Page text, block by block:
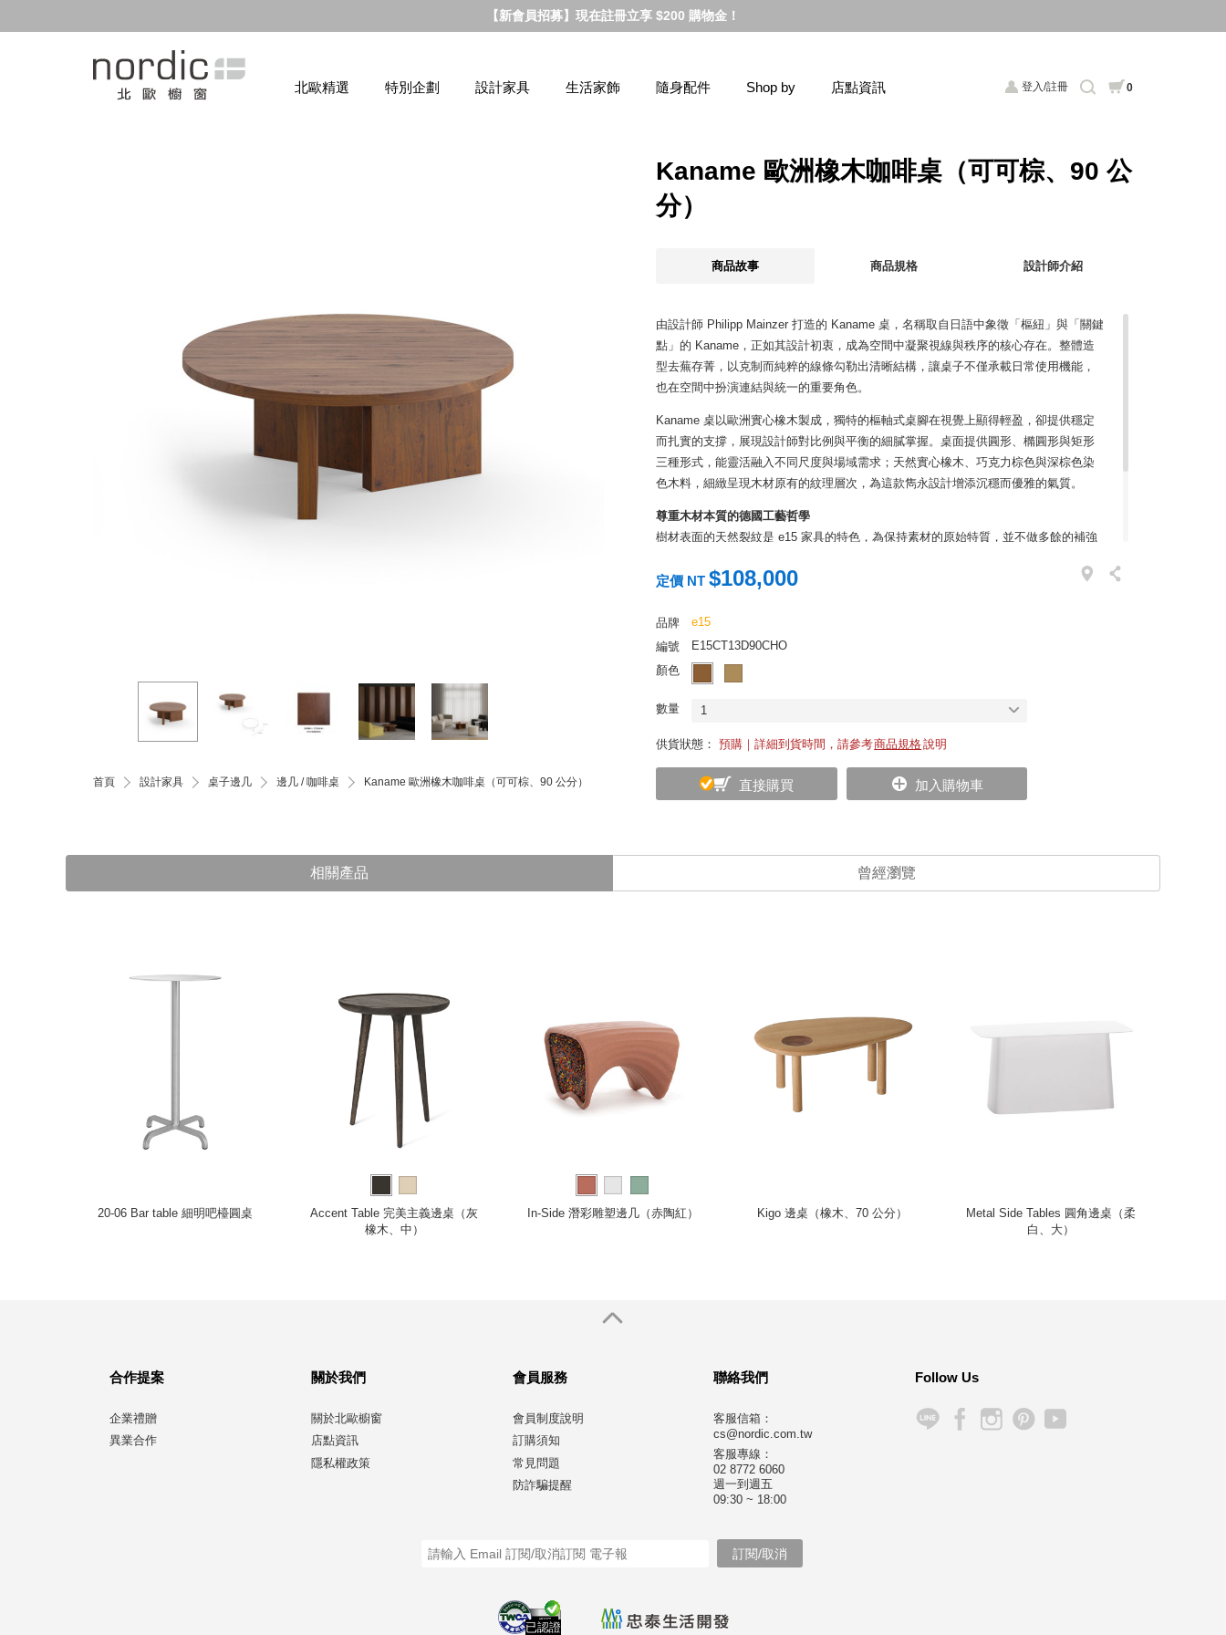
【新會員招募】現在註冊立享 $200 購物金！
登入/註冊 0
北歐精選 特別企劃 設計家具 生活家飾 隨身配件 Shop by 店點資訊
首頁 設計家具 桌子邊几 邊几 / 咖啡桌 Kaname 歐洲橡木咖啡桌（可可棕、90 公分）
Kaname 歐洲橡木咖啡桌（可可棕、90 公
分）
商品故事 商品規格 設計師介紹
由設計師 Philipp Mainzer 打造的 Kaname 桌，名稱取自日語中象徵「樞紐」與「關鍵
點」的 Kaname，正如其設計初衷，成為空間中凝聚視線與秩序的核心存在。整體造
型去蕪存菁，以克制而純粹的線條勾勒出清晰結構，讓桌子不僅承載日常使用機能，
也在空間中扮演連結與統一的重要角色。
Kaname 桌以歐洲實心橡木製成，獨特的樞軸式桌腳在視覺上顯得輕盈，卻提供穩定
而扎實的支撐，展現設計師對比例與平衡的細膩掌握。桌面提供圓形、橢圓形與矩形
三種形式，能靈活融入不同尺度與場域需求；天然實心橡木、巧克力棕色與深棕色染
色木料，細緻呈現木材原有的紋理層次，為這款雋永設計增添沉穩而優雅的氣質。
尊重木材本質的德國工藝哲學
樹材表面的天然裂紋是 e15 家具的特色，為保持素材的原始特質，並不做多餘的補強
就像人類的皮膚般，雖略有深淺紋路不同但各異其趣。可想而知，e15也不會為了要讓
本的保護。
定價 NT $108,000
品牌
e15
編號
E15CT13D90CHO
顏色
數量 1
供貨狀態： 預購｜詳細到貨時間，請參考商品規格說明
直接購買 加入購物車
相關產品 曾經瀏覽
20-06 Bar table 細明吧檯圓桌
Accent Table 完美主義邊桌（灰
橡木、中）
In-Side 潛彩雕塑邊几（赤陶紅） Kigo 邊桌（橡木、70 公分）
Metal Side Tables 圓角邊桌（柔
白、大）
合作提案
企業禮贈
異業合作
關於我們
關於北歐櫥窗
店點資訊
隱私權政策
會員服務
會員制度說明
訂購須知
常見問題
防詐騙提醒
聯絡我們
客服信箱：
cs@nordic.com.tw
客服專線：
02 8772 6060
週一到週五
09:30 ~ 18:00
Follow Us
已認證